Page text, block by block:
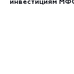
инвестициям